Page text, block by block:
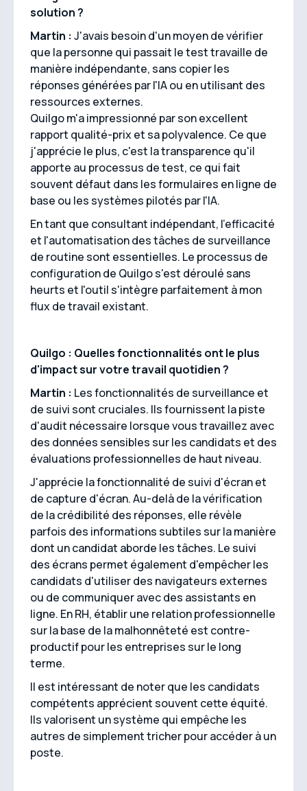
solution ?
Martin : J'avais besoin d'un moyen de vérifier
que la personne qui passait le test travaille de
manière indépendante, sans copier les
réponses générées par l'IA ou en utilisant des
ressources externes.
Quilgo m'a impressionné par son excellent
rapport qualité-prix et sa polyvalence. Ce que
j'apprécie le plus, c'est la transparence qu'il
apporte au processus de test, ce qui fait
souvent défaut dans les formulaires en ligne de
base ou les systèmes pilotés par l'IA.
En tant que consultant indépendant, l'efficacité
et l'automatisation des tâches de surveillance
de routine sont essentielles. Le processus de
configuration de Quilgo s'est déroulé sans
heurts et l'outil s'intègre parfaitement à mon
flux de travail existant.
Quilgo : Quelles fonctionnalités ont le plus
d'impact sur votre travail quotidien ?
Martin : Les fonctionnalités de surveillance et
de suivi sont cruciales. Ils fournissent la piste
d'audit nécessaire lorsque vous travaillez avec
des données sensibles sur les candidats et des
évaluations professionnelles de haut niveau.
J'apprécie la fonctionnalité de suivi d'écran et
de capture d'écran. Au-delà de la vérification
de la crédibilité des réponses, elle révèle
parfois des informations subtiles sur la manière
dont un candidat aborde les tâches. Le suivi
des écrans permet également d'empêcher les
candidats d'utiliser des navigateurs externes
ou de communiquer avec des assistants en
ligne. En RH, établir une relation professionnelle
sur la base de la malhonnêteté est contre-
productif pour les entreprises sur le long
terme.
Il est intéressant de noter que les candidats
compétents apprécient souvent cette équité.
Ils valorisent un système qui empêche les
autres de simplement tricher pour accéder à un
poste.